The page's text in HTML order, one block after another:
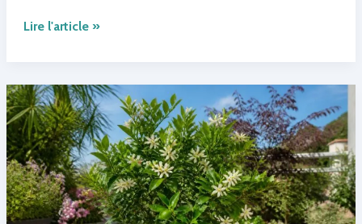
CBD
légal
et
points
de
vigilance
pour
les
consommateurs
Lire l'article »